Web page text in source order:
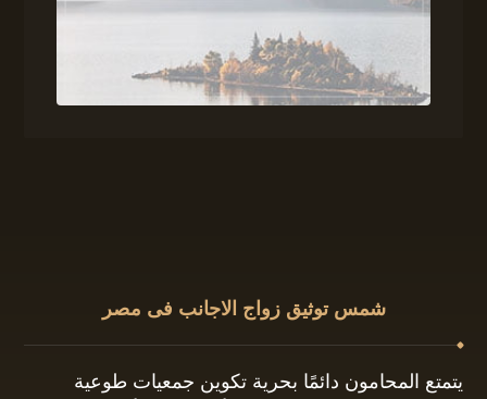
شمس توثيق زواج الاجانب فى مصر
يتمتع المحامون دائمًا بحرية تكوين جمعيات طوعية